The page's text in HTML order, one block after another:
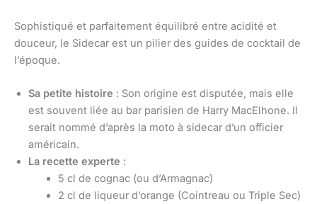
Sophistiqué et parfaitement équilibré entre acidité et
douceur, le Sidecar est un pilier des guides de cocktail de
l’époque.
Sa petite histoire : Son origine est disputée, mais elle
est souvent liée au bar parisien de Harry MacElhone. Il
serait nommé d’après la moto à sidecar d’un officier
américain.
La recette experte :
5 cl de cognac (ou d’Armagnac)
2 cl de liqueur d’orange (Cointreau ou Triple Sec)